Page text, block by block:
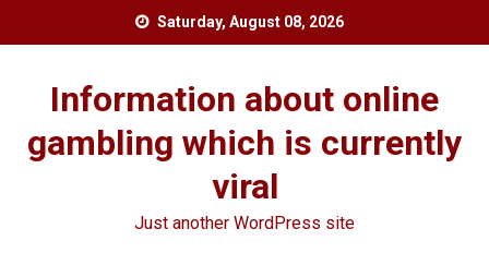
Saturday, August 08, 2026
Information about online
gambling which is currently
viral
Just another WordPress site